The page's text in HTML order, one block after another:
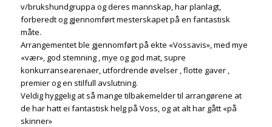
v/brukshundgruppa og deres mannskap, har planlagt,
forberedt og gjennomført mesterskapet på en fantastisk
måte.
Arrangementet ble gjennomført på ekte «Vossavis», med mye
«vær», god stemning , mye og god mat, supre
konkurransearenaer, utfordrende øvelser , flotte gaver ,
premier og en stilfull avslutning.
Veldig hyggelig at så mange tilbakemelder til arrangørene at
de har hatt ei fantastisk helg på Voss, og at alt har gått «på
skinner»